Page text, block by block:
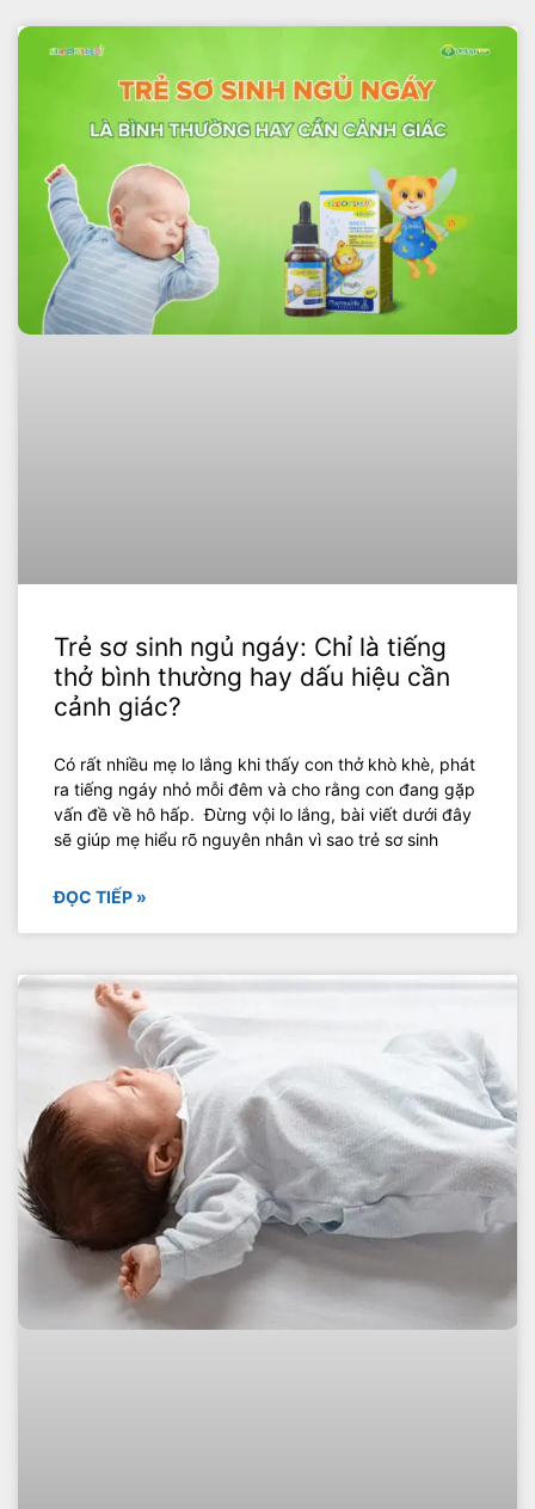
Trẻ sơ sinh ngủ ngáy: Chỉ là tiếng
thở bình thường hay dấu hiệu cần
cảnh giác?
Có rất nhiều mẹ lo lắng khi thấy con thở khò khè, phát
ra tiếng ngáy nhỏ mỗi đêm và cho rằng con đang gặp
vấn đề về hô hấp. Đừng vội lo lắng, bài viết dưới đây
sẽ giúp mẹ hiểu rõ nguyên nhân vì sao trẻ sơ sinh
ĐỌC TIẾP »